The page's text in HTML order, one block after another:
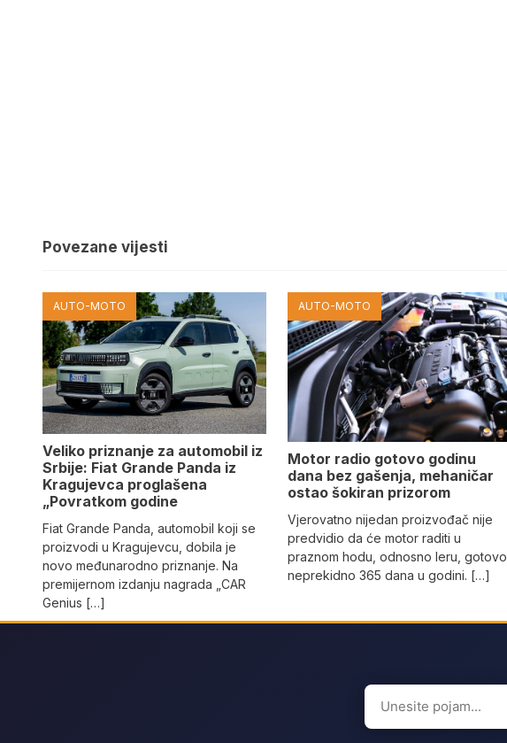
Povezane vijesti
AUTO-MOTO
Veliko priznanje za automobil iz
Srbije: Fiat Grande Panda iz
Kragujevca proglašena
„Povratkom godine
Fiat Grande Panda, automobil koji se
proizvodi u Kragujevcu, dobila je
novo međunarodno priznanje. Na
premijernom izdanju nagrada „CAR
Genius […]
AUTO-MOTO
Motor radio gotovo godinu
dana bez gašenja, mehaničar
ostao šokiran prizorom
Vjerovatno nijedan proizvođač nije
predvidio da će motor raditi u
praznom hodu, odnosno leru, gotovo
neprekidno 365 dana u godini. […]
Search
for: